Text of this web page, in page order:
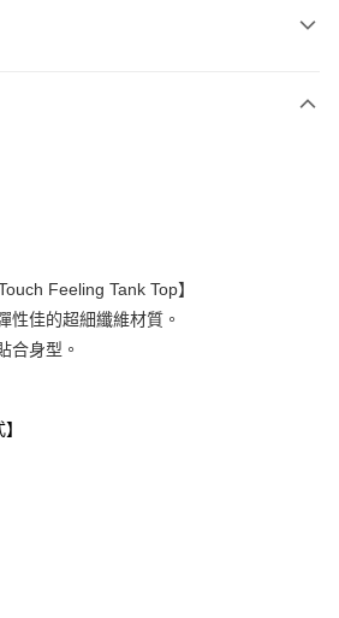
台北富邦商業銀行
兆豐國際商業銀行
以PackAge+配客嘉循環箱包裝寄出
以上)免運費
Feeling Tank Top】
性佳的超細纖維材質。
合身型。